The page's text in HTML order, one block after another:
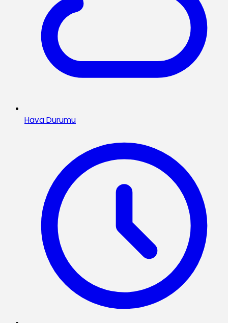
Hava Durumu